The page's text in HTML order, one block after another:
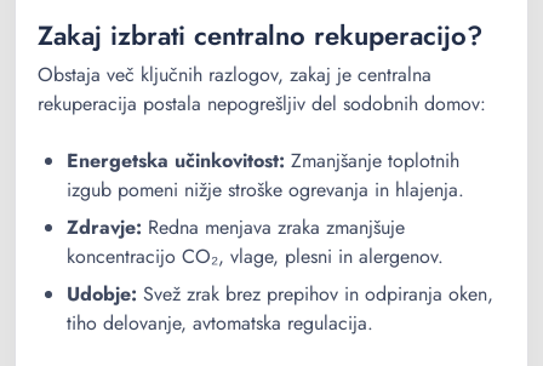
Zakaj izbrati centralno rekuperacijo?
Obstaja več ključnih razlogov, zakaj je centralna
rekuperacija postala nepogrešljiv del sodobnih domov:
Energetska učinkovitost: Zmanjšanje toplotnih
izgub pomeni nižje stroške ogrevanja in hlajenja.
Zdravje: Redna menjava zraka zmanjšuje
koncentracijo CO₂, vlage, plesni in alergenov.
Udobje: Svež zrak brez prepihov in odpiranja oken,
tiho delovanje, avtomatska regulacija.